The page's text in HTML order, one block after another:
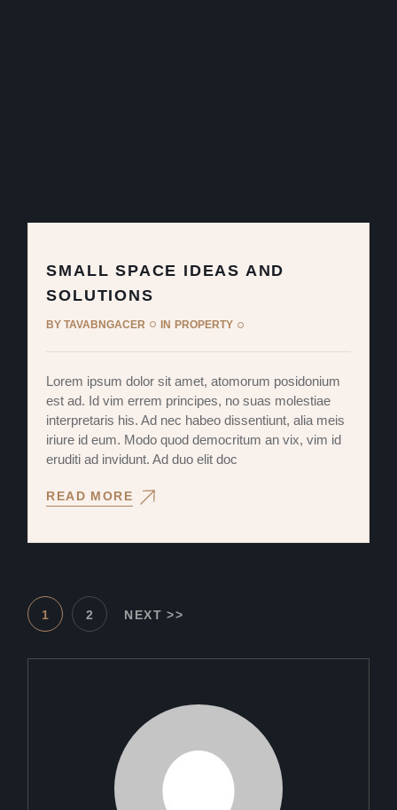
SMALL SPACE IDEAS AND
SOLUTIONS
BYTAVABNGACER IN PROPERTY
Lorem ipsum dolor sit amet, atomorum posidonium
est ad. Id vim errem principes, no suas molestiae
interpretaris his. Ad nec habeo dissentiunt, alia meis
iriure id eum. Modo quod democritum an vix, vim id
eruditi ad invidunt. Ad duo elit doc
READ MORE
BEJEGYZÉSEK
LAPOZÁSA
1 2 NEXT >>